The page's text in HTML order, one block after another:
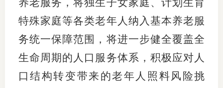
养老服务，将独生子女家庭、计划生育
特殊家庭等各类老年人纳入基本养老服
务统一保障范围，将进一步健全覆盖全
生命周期的人口服务体系，积极应对人
口结构转变带来的老年人照料风险挑